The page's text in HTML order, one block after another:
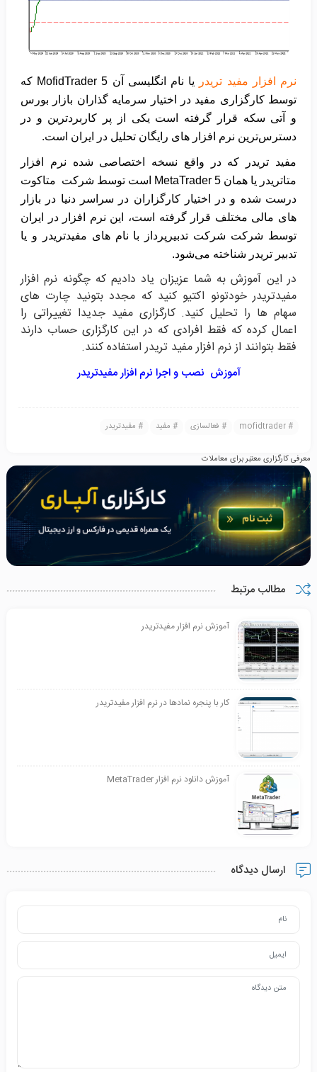
نرم افزار مفید تریدر
یا نام انگلیسی آن MofidTrader 5 که
توسط کارگزاری مفید در اختیار سرمایه گذاران بازار بورس
و آتی سکه قرار گرفته است یکی از پر کاربردترین و در
دسترس‌ترین نرم افزار های رایگان تحلیل در ایران است.
مفید تریدر که در واقع نسخه اختصاصی شده نرم افزار
متاتریدر یا همان MetaTrader 5
است توسط شرکت متاکوت
درست شده و در اختیار کارگزاران در سراسر دنیا در بازار
های مالی مختلف قرار گرفته است، این نرم افزار در ایران
توسط شرکت شرکت تدبیرپرداز با نام های مفیدتریدر و یا
تدبیر تریدر شناخته می‌شود.
در این آموزش به شما عزیزان یاد دادیم که چگونه نرم افزار
مفیدتریدر خودتونو اکتیو کنید که مجدد بتونید چارت های
سهام ها را تحلیل کنید. کارگزاری مفید جدیدا تغییراتی را
اعمال کرده که فقط افرادی که در این کارگزاری حساب دارند
فقط بتوانند از نرم افزار مفید تریدر استفاده کنند.
آموزش نصب و اجرا نرم افزار مفیدتریدر
mofidtrader فعالسازی مفید مفیدتریدر
معرفی کارگزاری معتبر برای معاملات
مطالب مرتبط
آموزش نرم افزار مفیدتریدر
کار با پنجره نمادها در نرم افزار مفیدتریدر
آموزش دانلود نرم افزار MetaTrader
ارسال دیدگاه